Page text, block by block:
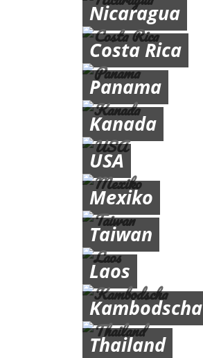
Nicaragua
Costa Rica
Panama
Kanada
USA
Mexiko
Taiwan
Laos
Kambodscha
Thailand